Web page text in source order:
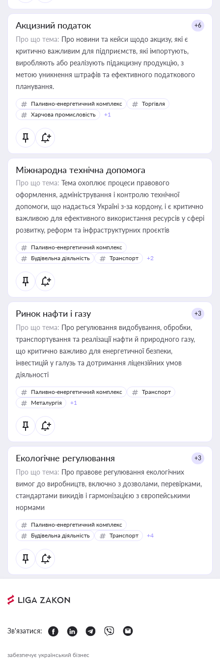
Акцизний податок +6
Про що тема: Про новини та кейси щодо акцизу, які є
критично важливим для підприємств, які імпортують,
виробляють або реалізують підакцизну продукцію, з
метою уникнення штрафів та ефективного податкового
планування.
Паливно-енергетичний комплекс
Торгівля
Харчова промисловість
+1
Міжнародна технічна допомога
Про що тема: Тема охоплює процеси правового
оформлення, адміністрування і контролю технічної
допомоги, що надається Україні з-за кордону, і є критично
важливою для ефективного використання ресурсів у сфері
розвитку, реформ та інфраструктурних проєктів
Паливно-енергетичний комплекс
Будівельна діяльність
Транспорт +2
Ринок нафти і газу +3
Про що тема: Про регулювання видобування, обробки,
транспортування та реалізації нафти й природного газу,
що критично важливо для енергетичної безпеки,
інвестицій у галузь та дотримання ліцензійних умов
діяльності
Паливно-енергетичний комплекс
Транспорт
Металургія
+1
Екологічне регулювання +3
Про що тема: Про правове регулювання екологічних
вимог до виробництв, включно з дозволами, перевірками,
стандартами викидів і гармонізацією з європейськими
нормами
Паливно-енергетичний комплекс
Будівельна діяльність
Транспорт +4
Зв'язатися:
забезпечує український бізнес